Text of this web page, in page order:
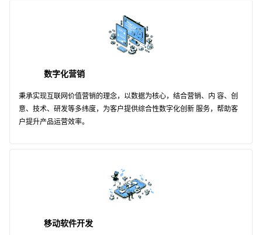
数字化营销
秉承实现互联网价值营销的理念，以数据为核心，结合营销、内 容、创
意、技术、研发等多纬度，为客户提供综合性数字化创新 服务，帮助客
户提升产品运营效率。
移动软件开发